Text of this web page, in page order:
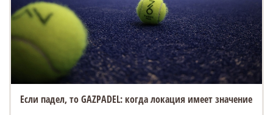
Если падел, то GAZPADEL: когда локация имеет значение